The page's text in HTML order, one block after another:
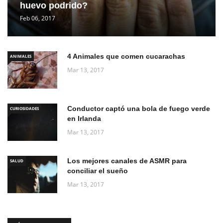
huevo podrido?
Feb 06, 2017
ANIMALES 4 Animales que comen cucarachas
Mar 13, 2017
CURIOSIDADES
Conductor captó una bola de fuego verde
en Irlanda
Mar 13, 2017
SALUD
Los mejores canales de ASMR para
conciliar el sueño
Mar 13, 2017